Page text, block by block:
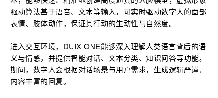
驱动算法基于语音、文本等输入，可实时驱动数字人的面部
表情、肢体动作，保证其行动的生动性与自然度。
进入交互环境，DUIX ONE能够深入理解人类语言背后的语
义与情感，并提供智能对话、文本分类、知识问答等功能。
期间，数字人会根据对话场景与用户需求，生成逻辑严谨、
内容丰富的回复。